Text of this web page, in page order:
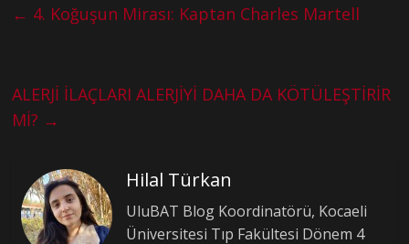
← 4. Koğuşun Mirası: Kaptan Charles Martell
ALERJİ İLAÇLARI ALERJİYİ DAHA DA KÖTÜLEŞTİRİR
Mİ? →
Hilal Türkan
UluBAT Blog Koordinatörü, Kocaeli
Üniversitesi Tıp Fakültesi Dönem 4